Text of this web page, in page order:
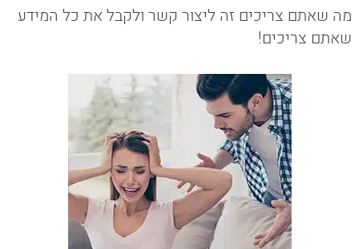
מה שאתם צריכים זה ליצור קשר ולקבל את כל המידע
שאתם צריכים!